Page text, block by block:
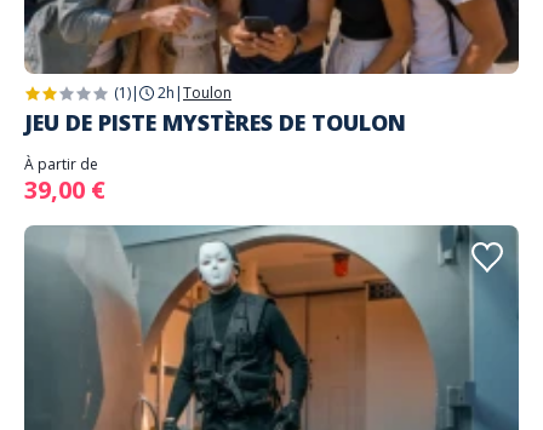
(1)| 2h |Toulon
JEU DE PISTE MYSTÈRES DE TOULON
À partir de
39,00 €